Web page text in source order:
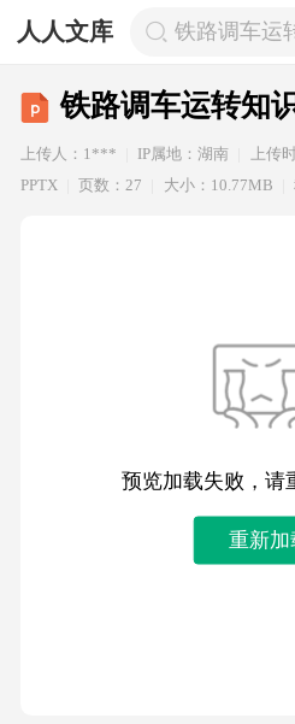
人人文库 铁路调车运
铁路调车运转知
上传人：1*** IP属地：湖南 上传
PPTX
页数：27 大小：10.77MB
预览加载失败，请
重新加